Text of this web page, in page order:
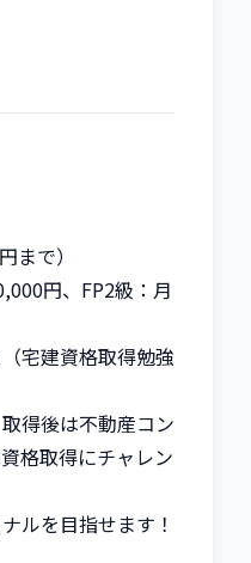
まで）
円、FP2級：月
宅建資格取得勉強
得後は不動産コン
格取得にチャレン
ルを目指せます！